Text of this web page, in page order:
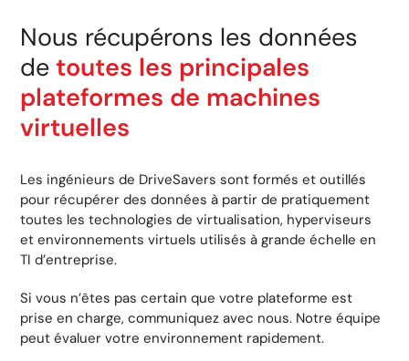
Nous récupérons les données
detoutes les principales
plateformes de machines
virtuelles
Les ingénieurs de DriveSavers sont formés et outillés
pour récupérer des données à partir de pratiquement
toutes les technologies de virtualisation, hyperviseurs
et environnements virtuels utilisés à grande échelle en
TI d’entreprise.
Si vous n’êtes pas certain que votre plateforme est
prise en charge, communiquez avec nous. Notre équipe
peut évaluer votre environnement rapidement.